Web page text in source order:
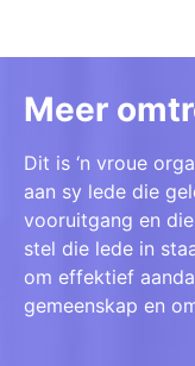
Meer
Dit is ‘n vroue
aan sy lede die
vooruitgang en
stel die lede in
om effektief
gemeenskap en